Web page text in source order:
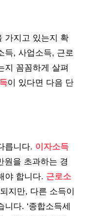
가지고 있는지 확
득, 사업소득, 근로
지 꼼꼼하게 살펴
이 있다면 다음 단
릅니다. 이자소득
원을 초과하는 경
야 합니다. 근로소
지만, 다른 소득이
다. ‘종합소득세